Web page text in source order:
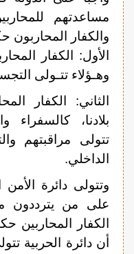
مساعدتهم
والكفار المحاربون
الأول: الكفار
وهـؤلاء تتـولى
الثاني: الكفار
بلادنا، كالسفراء
تتولى مراقبتهم
الداخلي.
وتتولى دائرة
على من يترددون
الكفار المحاربين
أن دائرة الحربية